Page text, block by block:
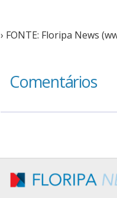
› FONTE: Floripa News
Comentários